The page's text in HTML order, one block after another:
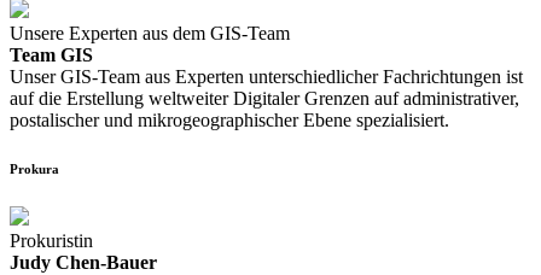
Unsere Experten aus dem GIS-Team
Team GIS
Unser GIS-Team aus Experten unterschiedlicher Fachrichtungen ist
auf die Erstellung weltweiter Digitaler Grenzen auf administrativer,
postalischer und mikrogeographischer Ebene spezialisiert.
Prokura
Prokuristin
Judy Chen-Bauer